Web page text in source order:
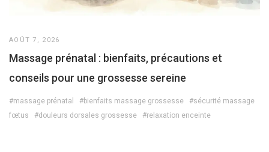
AOÛT 7, 2026
Massage prénatal : bienfaits, précautions et
conseils pour une grossesse sereine
#massage prénatal #bienfaits massage grossesse
#sécurité massage
fœtus
#douleurs dorsales grossesse #relaxation enceinte